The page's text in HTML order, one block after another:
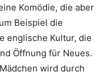
Komödie, die aber
Beispiel die
englische Kultur, die
Öffnung für Neues.
wird durch